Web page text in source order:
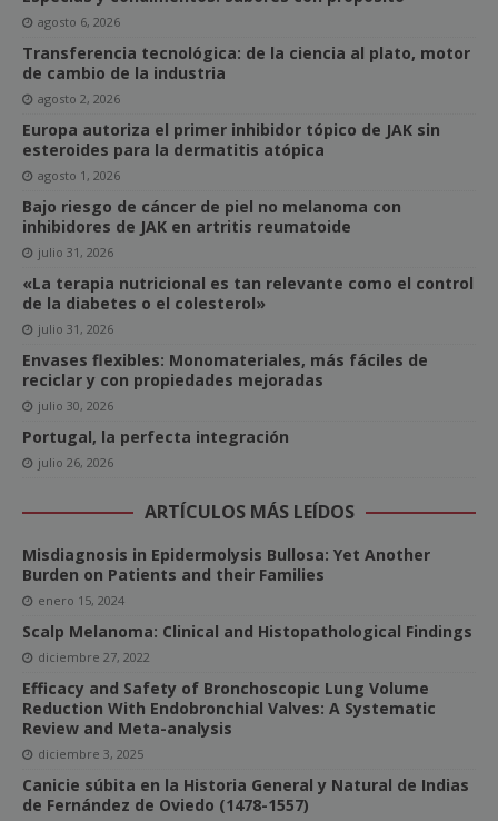
agosto 6, 2026
Transferencia tecnológica: de la ciencia al plato, motor
de cambio de la industria
agosto 2, 2026
Europa autoriza el primer inhibidor tópico de JAK sin
esteroides para la dermatitis atópica
agosto 1, 2026
Bajo riesgo de cáncer de piel no melanoma con
inhibidores de JAK en artritis reumatoide
julio 31, 2026
«La terapia nutricional es tan relevante como el control
de la diabetes o el colesterol»
julio 31, 2026
Envases flexibles: Monomateriales, más fáciles de
reciclar y con propiedades mejoradas
julio 30, 2026
Portugal, la perfecta integración
julio 26, 2026
ARTÍCULOS MÁS LEÍDOS
Misdiagnosis in Epidermolysis Bullosa: Yet Another
Burden on Patients and their Families
enero 15, 2024
Scalp Melanoma: Clinical and Histopathological Findings
diciembre 27, 2022
Efficacy and Safety of Bronchoscopic Lung Volume
Reduction With Endobronchial Valves: A Systematic
Review and Meta-analysis
diciembre 3, 2025
Canicie súbita en la Historia General y Natural de Indias
de Fernández de Oviedo (1478-1557)